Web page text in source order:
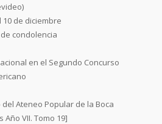
10 de diciembre
condolencia
en el Segundo Concurso
Ateneo Popular de la Boca
VII. Tomo 19]